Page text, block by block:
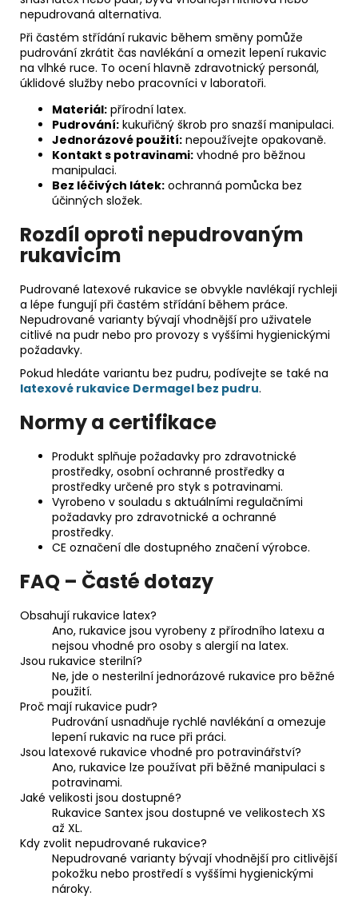
nepudrovaná alternativa.
Při častém střídání rukavic během směny pomůže
pudrování zkrátit čas navlékání a omezit lepení rukavic
na vlhké ruce. To ocení hlavně zdravotnický personál,
úklidové služby nebo pracovníci v laboratoři.
Materiál: přírodní latex.
Pudrování: kukuřičný škrob pro snazší manipulaci.
Jednorázové použití: nepoužívejte opakovaně.
Kontakt s potravinami: vhodné pro běžnou
manipulaci.
Bez léčivých látek: ochranná pomůcka bez
účinných složek.
Rozdíl oproti nepudrovaným
rukavicím
Pudrované latexové rukavice se obvykle navlékají rychleji
a lépe fungují při častém střídání během práce.
Nepudrované varianty bývají vhodnější pro uživatele
citlivé na pudr nebo pro provozy s vyššími hygienickými
požadavky.
Pokud hledáte variantu bez pudru, podívejte se také na
latexové rukavice Dermagel bez pudru.
Normy a certifikace
Produkt splňuje požadavky pro zdravotnické
prostředky, osobní ochranné prostředky a
prostředky určené pro styk s potravinami.
Vyrobeno v souladu s aktuálními regulačními
požadavky pro zdravotnické a ochranné
prostředky.
CE označení dle dostupného značení výrobce.
FAQ – Časté dotazy
Obsahují rukavice latex?
Ano, rukavice jsou vyrobeny z přírodního latexu a
nejsou vhodné pro osoby s alergií na latex.
Jsou rukavice sterilní?
Ne, jde o nesterilní jednorázové rukavice pro běžné
použití.
Proč mají rukavice pudr?
Pudrování usnadňuje rychlé navlékání a omezuje
lepení rukavic na ruce při práci.
Jsou latexové rukavice vhodné pro potravinářství?
Ano, rukavice lze používat při běžné manipulaci s
potravinami.
Jaké velikosti jsou dostupné?
Rukavice Santex jsou dostupné ve velikostech XS
až XL.
Kdy zvolit nepudrované rukavice?
Nepudrované varianty bývají vhodnější pro citlivější
pokožku nebo prostředí s vyššími hygienickými
nároky.